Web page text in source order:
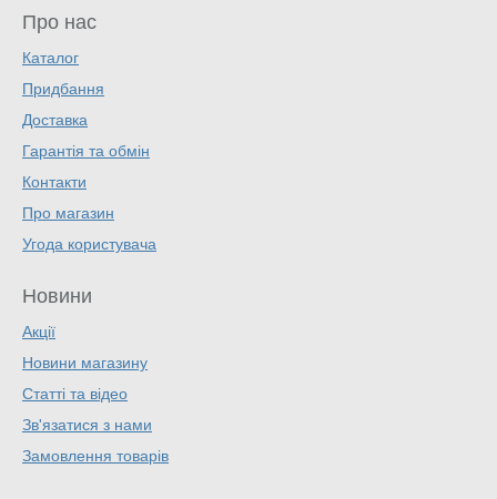
Про нас
Каталог
Придбання
Доставка
Гарантія та обмін
Контакти
Про магазин
Угода користувача
Новини
Акції
Новини магазину
Статті та відео
Зв'язатися з нами
Замовлення товарів